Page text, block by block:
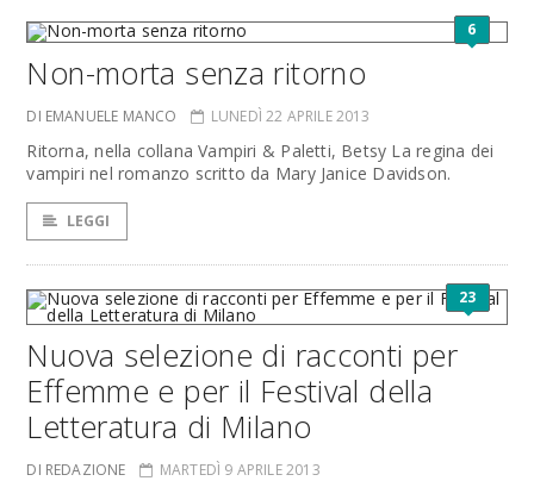
6
Non-morta senza ritorno
DI EMANUELE MANCO LUNEDÌ 22 APRILE 2013
Ritorna, nella collana Vampiri & Paletti, Betsy La regina dei
vampiri nel romanzo scritto da Mary Janice Davidson.
LEGGI
23
Nuova selezione di racconti per
Effemme e per il Festival della
Letteratura di Milano
DI REDAZIONE MARTEDÌ 9 APRILE 2013